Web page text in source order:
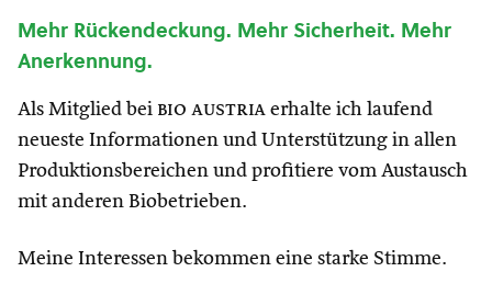
Mehr Rückendeckung. Mehr Sicherheit. Mehr
Anerkennung.
Als Mitglied bei bio austria erhalte ich laufend
neueste Informationen und Unterstützung in allen
Produktionsbereichen und profitiere vom Austausch
mit anderen Biobetrieben.
Meine Interessen bekommen eine starke Stimme.